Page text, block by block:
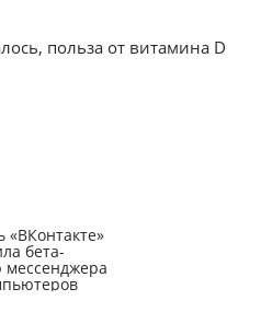
польза от витамина D
«ВКонтакте»
бета-
мессенджера